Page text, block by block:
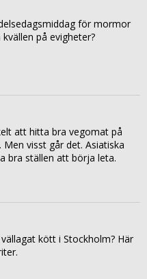
för mormor
på evigheter?
att hitta bra vegomat på
visst går det. Asiatiska
bra ställen att börja leta.
kött i Stockholm? Här